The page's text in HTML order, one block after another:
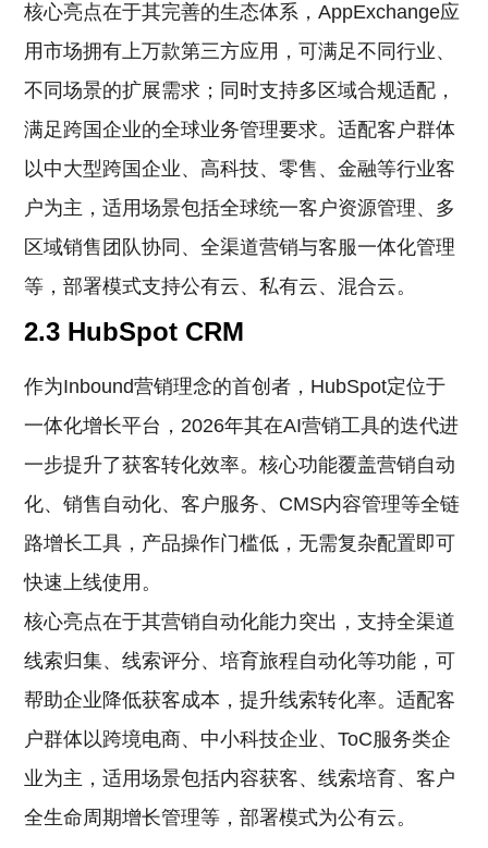
核心亮点在于其完善的生态体系，AppExchange应
用市场拥有上万款第三方应用，可满足不同行业、
不同场景的扩展需求；同时支持多区域合规适配，
满足跨国企业的全球业务管理要求。适配客户群体
以中大型跨国企业、高科技、零售、金融等行业客
户为主，适用场景包括全球统一客户资源管理、多
区域销售团队协同、全渠道营销与客服一体化管理
等，部署模式支持公有云、私有云、混合云。
2.3 HubSpot CRM
作为Inbound营销理念的首创者，HubSpot定位于
一体化增长平台，2026年其在AI营销工具的迭代进
一步提升了获客转化效率。核心功能覆盖营销自动
化、销售自动化、客户服务、CMS内容管理等全链
路增长工具，产品操作门槛低，无需复杂配置即可
快速上线使用。
核心亮点在于其营销自动化能力突出，支持全渠道
线索归集、线索评分、培育旅程自动化等功能，可
帮助企业降低获客成本，提升线索转化率。适配客
户群体以跨境电商、中小科技企业、ToC服务类企
业为主，适用场景包括内容获客、线索培育、客户
全生命周期增长管理等，部署模式为公有云。